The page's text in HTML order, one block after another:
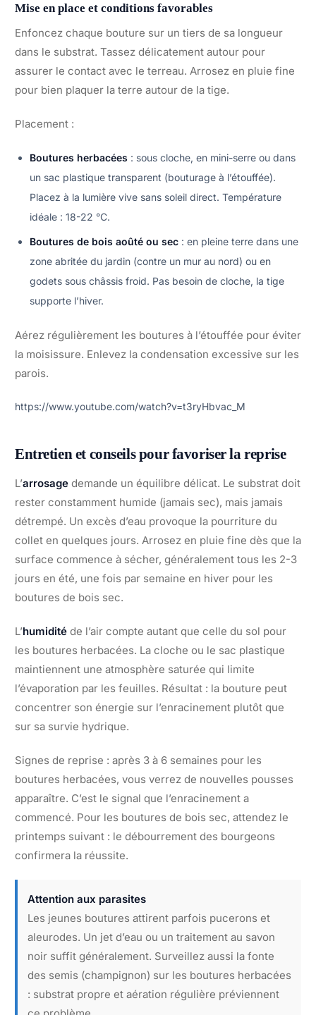
Mise en place et conditions favorables
Enfoncez chaque bouture sur un tiers de sa longueur
dans le substrat. Tassez délicatement autour pour
assurer le contact avec le terreau. Arrosez en pluie fine
pour bien plaquer la terre autour de la tige.
Placement :
Boutures herbacées : sous cloche, en mini-serre ou dans
un sac plastique transparent (bouturage à l’étouffée).
Placez à la lumière vive sans soleil direct. Température
idéale : 18-22 °C.
Boutures de bois aoûté ou sec : en pleine terre dans une
zone abritée du jardin (contre un mur au nord) ou en
godets sous châssis froid. Pas besoin de cloche, la tige
supporte l’hiver.
Aérez régulièrement les boutures à l’étouffée pour éviter
la moisissure. Enlevez la condensation excessive sur les
parois.
https://www.youtube.com/watch?v=t3ryHbvac_M
Entretien et conseils pour favoriser la reprise
L’arrosage demande un équilibre délicat. Le substrat doit
rester constamment humide (jamais sec), mais jamais
détrempé. Un excès d’eau provoque la pourriture du
collet en quelques jours. Arrosez en pluie fine dès que la
surface commence à sécher, généralement tous les 2-3
jours en été, une fois par semaine en hiver pour les
boutures de bois sec.
L’humidité de l’air compte autant que celle du sol pour
les boutures herbacées. La cloche ou le sac plastique
maintiennent une atmosphère saturée qui limite
l’évaporation par les feuilles. Résultat : la bouture peut
concentrer son énergie sur l’enracinement plutôt que
sur sa survie hydrique.
Signes de reprise : après 3 à 6 semaines pour les
boutures herbacées, vous verrez de nouvelles pousses
apparaître. C’est le signal que l’enracinement a
commencé. Pour les boutures de bois sec, attendez le
printemps suivant : le débourrement des bourgeons
confirmera la réussite.
Attention aux parasites
Les jeunes boutures attirent parfois pucerons et
aleurodes. Un jet d’eau ou un traitement au savon
noir suffit généralement. Surveillez aussi la fonte
des semis (champignon) sur les boutures herbacées
: substrat propre et aération régulière préviennent